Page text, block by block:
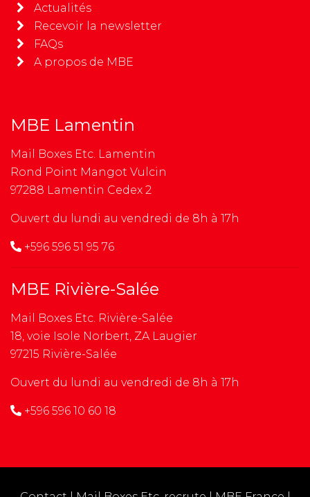
Actualités
Recevoir la newsletter
FAQs
A propos de MBE
MBE Lamentin
Mail Boxes Etc. Lamentin
Rond Point Mangot Vulcin
97288 Lamentin Cedex 2
Ouvert du lundi au vendredi de 8h à 17h
+596 596 51 95 76
MBE Rivière-Salée
Mail Boxes Etc. Rivière-Salée
18, voie Isole Norbert, ZA Laugier
97215 Rivière-Salée
Ouvert du lundi au vendredi de 8h à 17h
+596 596 10 60 18